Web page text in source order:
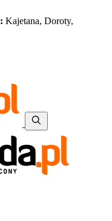
Kajetana, Doroty,